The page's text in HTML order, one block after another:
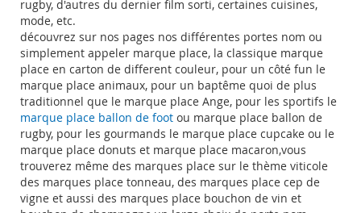
rugby, d'autres du dernier film sorti, certaines cuisines,
mode, etc.
découvrez sur nos pages nos différentes portes nom ou
simplement appeler marque place, la classique marque
place en carton de different couleur, pour un côté fun le
marque place animaux, pour un baptême quoi de plus
traditionnel que le marque place Ange, pour les sportifs le
marque place ballon de foot ou marque place ballon de
rugby, pour les gourmands le marque place cupcake ou le
marque place donuts et marque place macaron,vous
trouverez même des marques place sur le thème viticole
des marques place tonneau, des marques place cep de
vigne et aussi des marques place bouchon de vin et